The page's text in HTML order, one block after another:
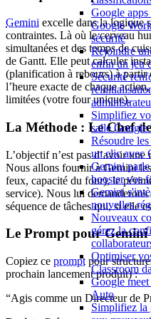
Google
Google
sécurité
Rejoindre
enfin un jeu
Sécurité
Simplifiez
salle Google
Résoudre
un clic avec
Gemini
booster vos
Gemini
nouvelles
Nouveaux
gérez la
Optimiser
Classroom
Google
Auto
Simplifiez la
Gemini excelle dans la logique
contraintes. Là où le cerveau
simultanées et des temps de
de Gantt. Elle peut calculer
(planification à rebours) à partir
l’heure exacte de chaque
limitées (votre four unique).
La Méthode : Le Chef
L’objectif n’est pas d’avoir une
Nous allons fournir à Gemini
feux, capacité du four), le
service). Nous lui
séquence de tâches qui, si elle
Le Prompt pour Gemini
Copiez ce prompt pour
prochain lancement produit) :
“Agis comme un Directeur de